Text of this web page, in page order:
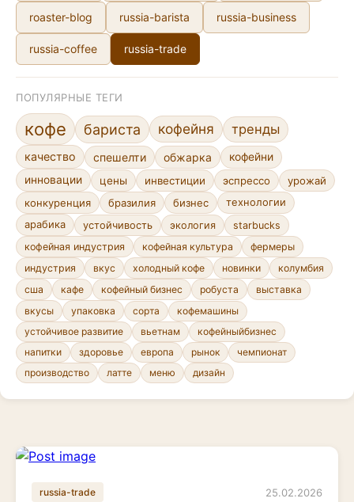
roaster-blog russia-barista russia-business
russia-coffee russia-trade
ПОПУЛЯРНЫЕ ТЕГИ
кофе бариста кофейня тренды
качество спешелти обжарка
кофейни
инновации
цены инвестиции эспрессо
урожай
конкуренция
бразилия бизнес
технологии
арабика
устойчивость экология
starbucks
кофейная индустрия
кофейная культура
фермеры
индустрия
вкус холодный кофе новинки
колумбия
сша
кафе кофейный бизнес робуста
выставка
вкусы
упаковка сорта
кофемашины
устойчивое развитие
вьетнам
кофейныйбизнес
напитки
здоровье европа рынок
чемпионат
производство
латте меню дизайн
russia-trade 25.02.2026